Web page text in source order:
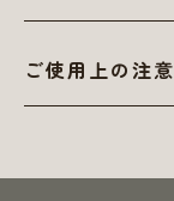
ターオレンジ花油
ドロキシプロピル
グリコール、ポリ
・乳幼児の手の届
・極端に高温又は
ご使用上の注
中止してください。